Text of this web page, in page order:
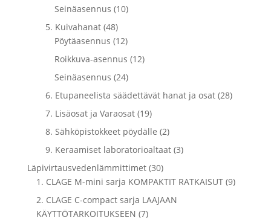
Seinäasennus (10)
5. Kuivahanat (48)
Pöytäasennus (12)
Roikkuva-asennus (12)
Seinäasennus (24)
6. Etupaneelista säädettävät hanat ja osat (28)
7. Lisäosat ja Varaosat (19)
8. Sähköpistokkeet pöydälle (2)
9. Keraamiset laboratorioaltaat (3)
Läpivirtausvedenlämmittimet (30)
1. CLAGE M-mini sarja KOMPAKTIT RATKAISUT (9)
2. CLAGE C-compact sarja LAAJAAN
KÄYTTÖTARKOITUKSEEN (7)